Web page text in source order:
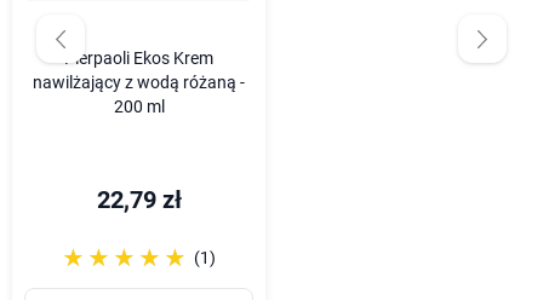
Pierpaoli Ekos Krem
nawilżający z wodą różaną -
200 ml
22,79 zł
☆☆☆☆☆
★★★★★ (1)